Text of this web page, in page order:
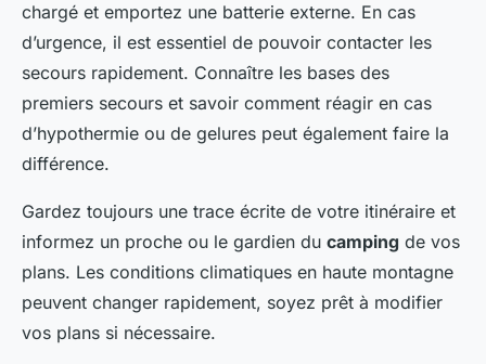
chargé et emportez une batterie externe. En cas
d’urgence, il est essentiel de pouvoir contacter les
secours rapidement. Connaître les bases des
premiers secours et savoir comment réagir en cas
d’hypothermie ou de gelures peut également faire la
différence.
Gardez toujours une trace écrite de votre itinéraire et
informez un proche ou le gardien du camping de vos
plans. Les conditions climatiques en haute montagne
peuvent changer rapidement, soyez prêt à modifier
vos plans si nécessaire.